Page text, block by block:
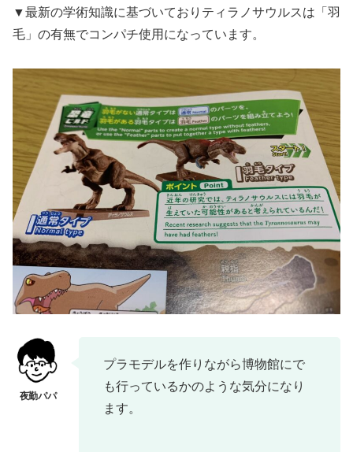
▼最新の学術知識に基づいておりティラノサウルスは「羽
毛」の有無でコンパチ使用になっています。
プラモデルを作りながら博物館にで
も行っているかのような気分になり
ます。